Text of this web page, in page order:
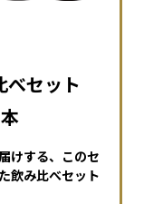
べセット
けする、このセ
飲み比べセット